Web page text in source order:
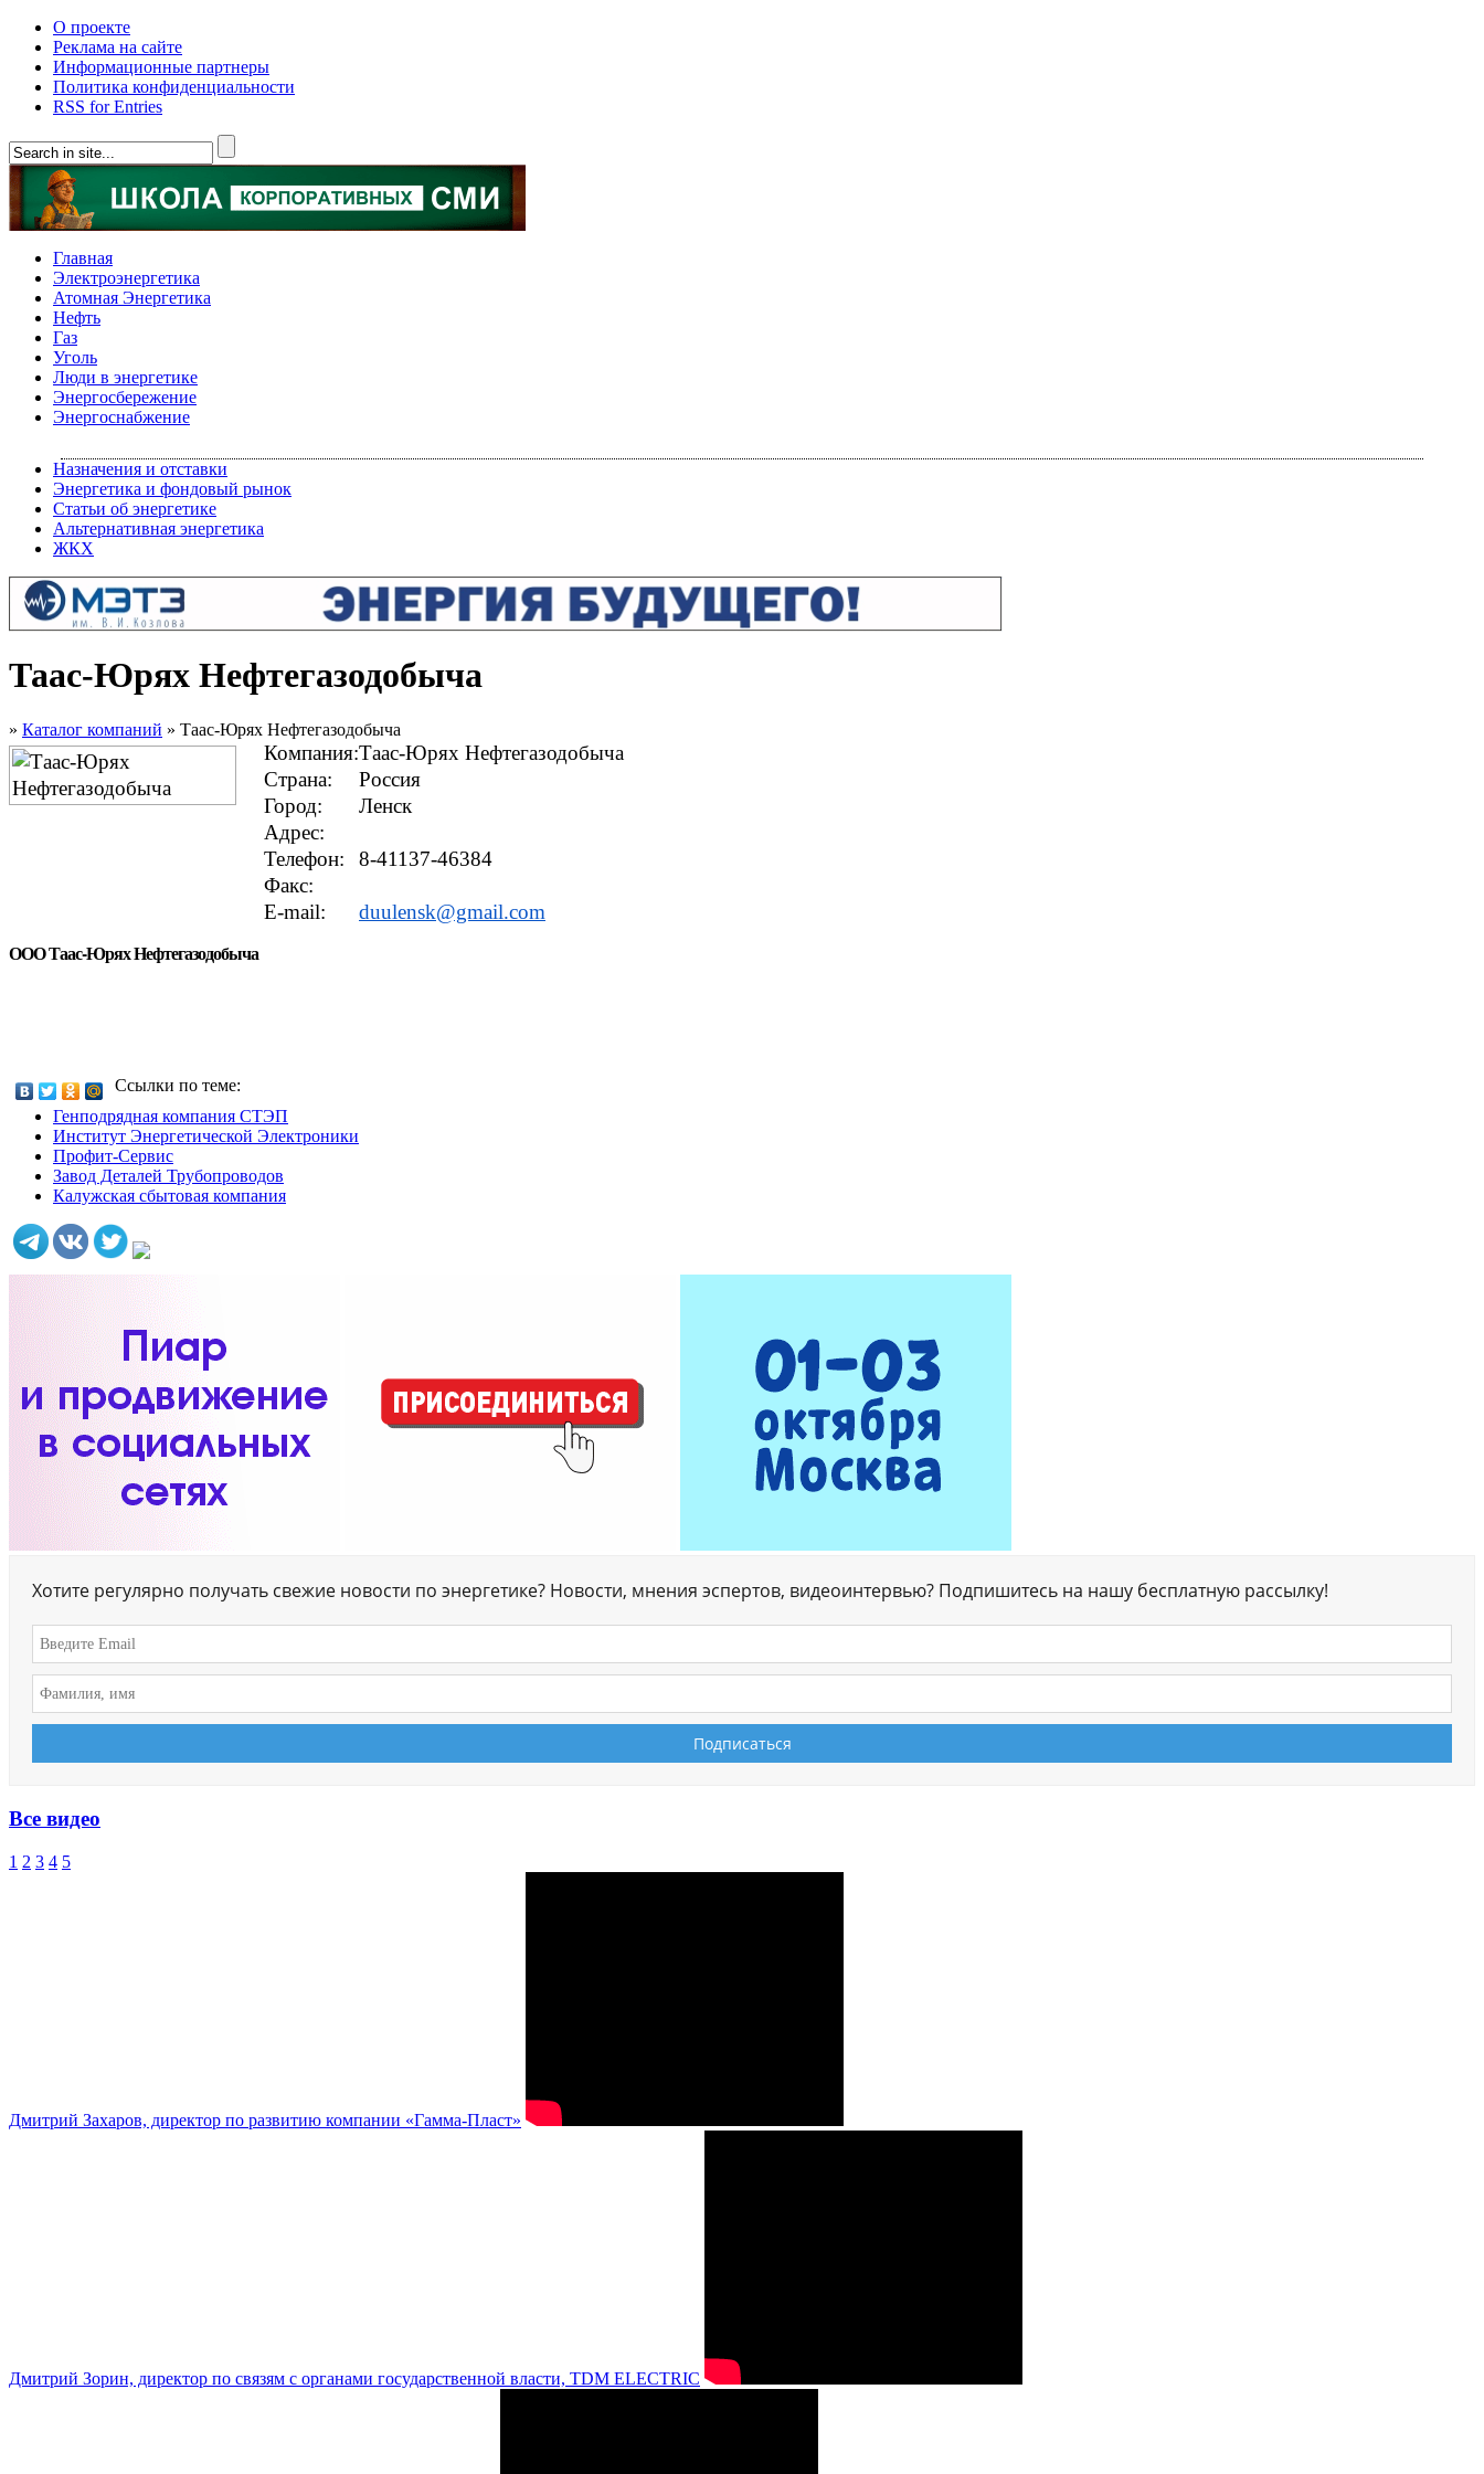
О проекте
Реклама на сайте
Информационные партнеры
Политика конфиденциальности
RSS for Entries
Главная
Электроэнергетика
Атомная Энергетика
Нефть
Газ
Уголь
Люди в энергетике
Энергосбережение
Энергоснабжение
Назначения и отставки
Энергетика и фондовый рынок
Статьи об энергетике
Альтернативная энергетика
ЖКХ
Таас-Юрях Нефтегазодобыча
» Каталог компаний » Таас-Юрях Нефтегазодобыча
Компания:Таас-Юрях Нефтегазодобыча
Страна:
Россия
Город:
Ленск
Адрес:
Телефон:
8-41137-46384
Факс:
E-mail:
duulensk@gmail.com
ООО Таас-Юрях Нефтегазодобыча
Ссылки по теме:
Генподрядная компания СТЭП
Институт Энергетической Электроники
Профит-Сервис
Завод Деталей Трубопроводов
Калужская сбытовая компания
Хотите регулярно получать свежие новости по энергетике? Новости, мнения эспертов, видеоинтервью? Подпишитесь на нашу бесплатную рассылку!
Все видео
1 2 3 4 5
Дмитрий Захаров, директор по развитию компании «Гамма-Пласт»
Дмитрий Зорин, директор по связям с органами государственной власти, TDM ELECTRIC